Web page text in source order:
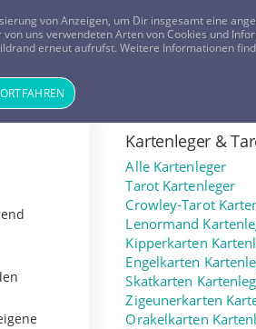
FRAGEN? KOSTENLOS ANRUFEN:
Magazin ANMELDEN
Kartenleger &
Alle Kartenleger
Tarot Kartenleger
Crowley-Tarot
Lenormand
Kipperkarten
Engelkarten
Skatkarten
Zigeunerkarten
Orakelkarten
von Anzeigen, um Dir insgesamt eine
uns verwendeten Arten von Cookies und
erneut aufrufst. Weitere Informationen